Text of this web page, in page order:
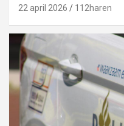
22 april 2026 112haren